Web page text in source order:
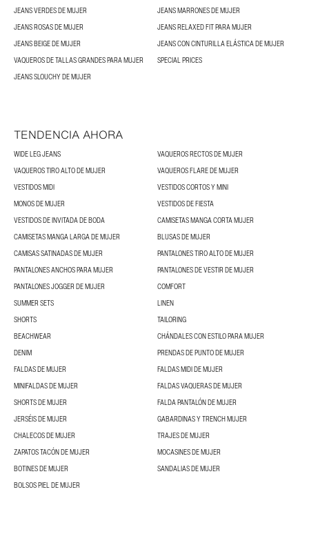
JEANS VERDES DE MUJER
JEANS MARRONES DE MUJER
JEANS ROSAS DE MUJER
JEANS RELAXED FIT PARA MUJER
JEANS BEIGE DE MUJER
JEANS CON CINTURILLA ELÁSTICA DE MUJER
VAQUEROS DE TALLAS GRANDES PARA MUJER
SPECIAL PRICES
JEANS SLOUCHY DE MUJER
TENDENCIA AHORA
WIDE LEG JEANS
VAQUEROS RECTOS DE MUJER
VAQUEROS TIRO ALTO DE MUJER
VAQUEROS FLARE DE MUJER
VESTIDOS MIDI
VESTIDOS CORTOS Y MINI
MONOS DE MUJER
VESTIDOS DE FIESTA
VESTIDOS DE INVITADA DE BODA
CAMISETAS MANGA CORTA MUJER
CAMISETAS MANGA LARGA DE MUJER
BLUSAS DE MUJER
CAMISAS SATINADAS DE MUJER
PANTALONES TIRO ALTO DE MUJER
PANTALONES ANCHOS PARA MUJER
PANTALONES DE VESTIR DE MUJER
PANTALONES JOGGER DE MUJER
COMFORT
SUMMER SETS
LINEN
SHORTS
TAILORING
BEACHWEAR
CHÁNDALES CON ESTILO PARA MUJER
DENIM
PRENDAS DE PUNTO DE MUJER
FALDAS DE MUJER
FALDAS MIDI DE MUJER
MINIFALDAS DE MUJER
FALDAS VAQUERAS DE MUJER
SHORTS DE MUJER
FALDA PANTALÓN DE MUJER
JERSÉIS DE MUJER
GABARDINAS Y TRENCH MUJER
CHALECOS DE MUJER
TRAJES DE MUJER
ZAPATOS TACÓN DE MUJER
MOCASINES DE MUJER
BOTINES DE MUJER
SANDALIAS DE MUJER
BOLSOS PIEL DE MUJER